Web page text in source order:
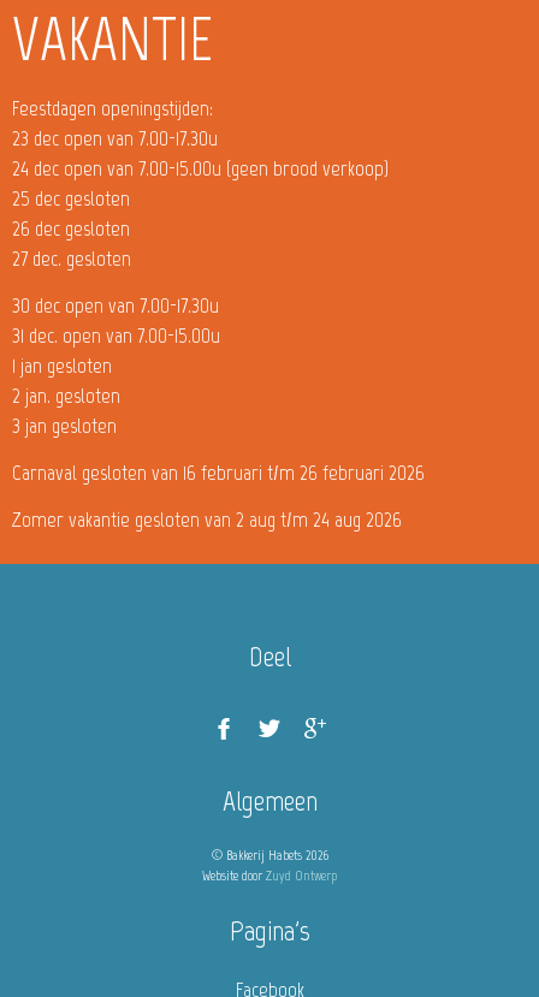
VAKANTIE
Feestdagen openingstijden:
23 dec open van 7.00-17.30u
24 dec open van 7.00-15.00u (geen brood verkoop)
25 dec gesloten
26 dec gesloten
27 dec. gesloten
30 dec open van 7.00-17.30u
31 dec. open van 7.00-15.00u
1 jan gesloten
2 jan. gesloten
3 jan gesloten
Carnaval gesloten van 16 februari t/m 26 februari 2026
Zomer vakantie gesloten van 2 aug t/m 24 aug 2026
Deel
Algemeen
© Bakkerij Habets 2026
Website door Zuyd Ontwerp
Pagina's
Facebook